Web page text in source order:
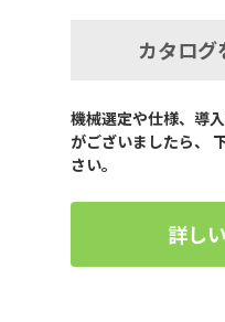
カタログ
機械選定や仕様、導
がございましたら、
さい。
詳し